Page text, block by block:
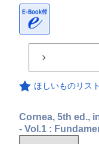
ほしいものリス
Cornea, 5th ed.,
- Vol.1 :